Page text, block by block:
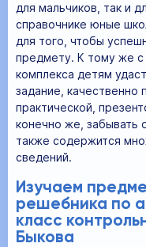
для мальчиков, так и
справочнике юные
для того, чтобы
предмету. К тому же
комплекса детям
задание, качественно
практической,
конечно же, забывать
также содержится
сведений.
Изучаем
решебника по
класс
Быкова